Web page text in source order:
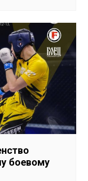
боевому